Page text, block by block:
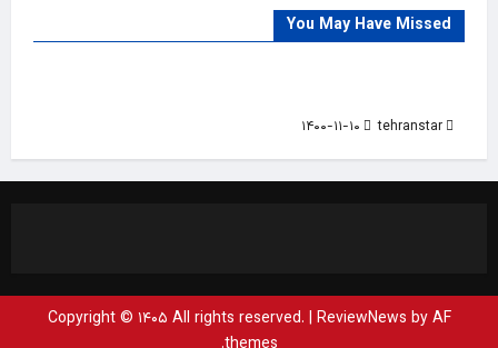
You May Have Missed
Countries
India
Trade Source
tehranstar
Copyright © ۱۴۰۵ All rights reserved. | ReviewNews by AF